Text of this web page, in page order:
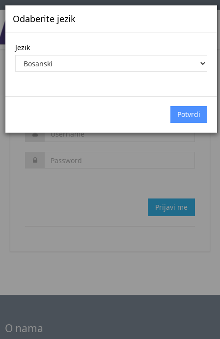
Odaberite jezik
Jezik
Login
Prijavi me
O nama